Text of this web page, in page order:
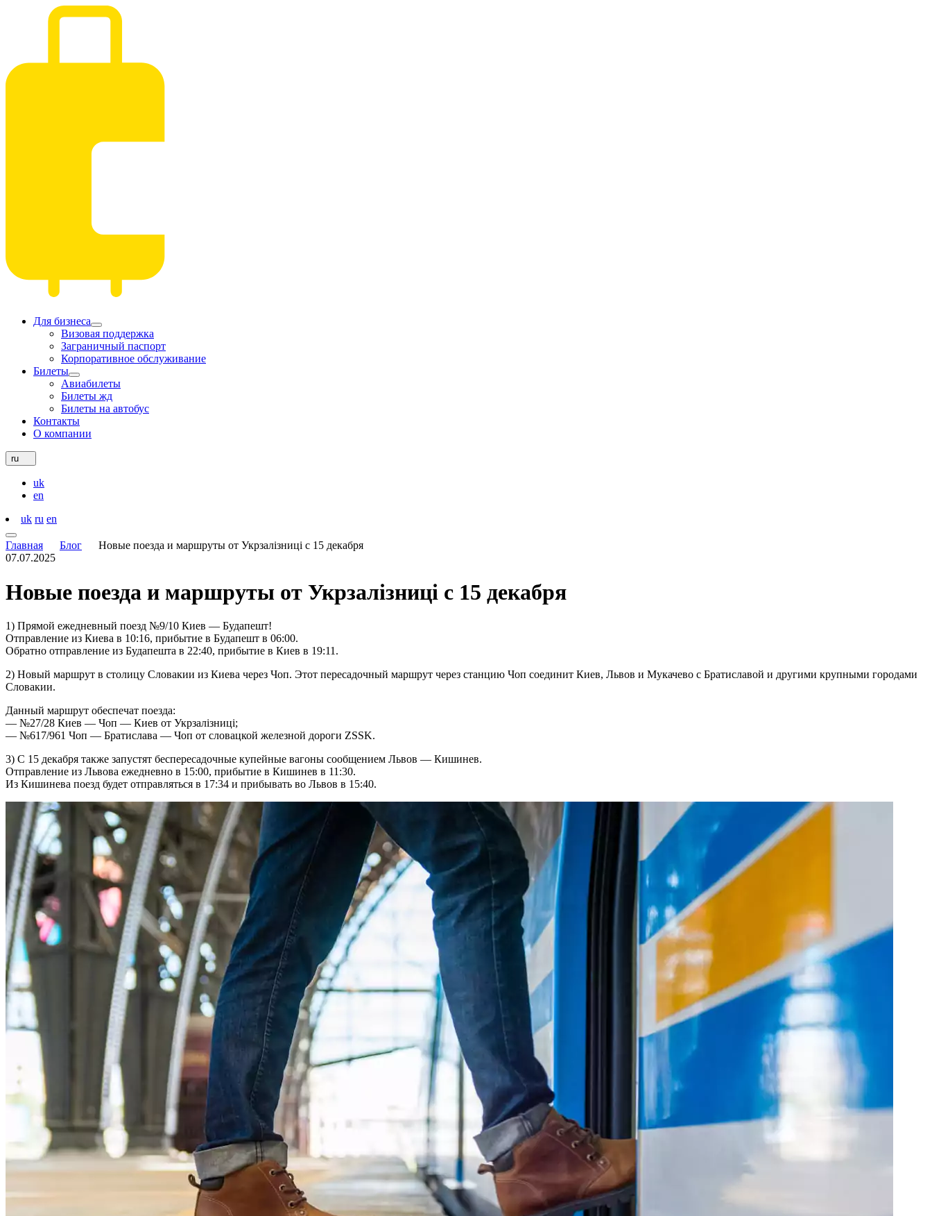
Для бизнеса
Визовая поддержка
Заграничный паспорт
Корпоративное обслуживание
Билеты
Авиабилеты
Билеты жд
Билеты на автобус
Контакты
О компании
ru
uk
en
uk ru en
Главная Блог
Новые поезда и маршруты от Укрзалізниці с 15 декабря
07.07.2025
Новые поезда и маршруты от Укрзалізниці с 15 декабря
1) Прямой ежедневный поезд №9/10 Киев — Будапешт!
Отправление из Киева в 10:16, прибытие в Будапешт в 06:00.
Обратно отправление из Будапешта в 22:40, прибытие в Киев в 19:11.
2) Новый маршрут в столицу Словакии из Киева через Чоп. Этот пересадочный маршрут через станцию Чоп соединит Киев, Львов и Мукачево с Братиславой и другими крупными городами
Словакии.
Данный маршрут обеспечат поезда:
— №27/28 Киев — Чоп — Киев от Укрзалізниці;
— №617/961 Чоп — Братислава — Чоп от словацкой железной дороги ZSSK.
3) С 15 декабря также запустят беспересадочные купейные вагоны сообщением Львов — Кишинев.
Отправление из Львова ежедневно в 15:00, прибытие в Кишинев в 11:30.
Из Кишинева поезд будет отправляться в 17:34 и прибывать во Львов в 15:40.